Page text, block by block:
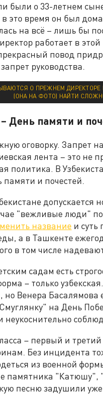
были о 33-летнем
это время он был
на всё – лишь бы
работает в
повод
руководства.
О ПРЕЖНЕМ
(ОНА НА ФОТО) НАЙТИ
День памяти и
оговорку. Запрет
лента – это не
политика. В
и почестей.
допускается
"вежливые люди"
название и
а в Ташкенте
в том числе
садам есть
– только
но Венера Басалямова
на День
– первый и
Без инцидента
из военной
памятника
песню задушили